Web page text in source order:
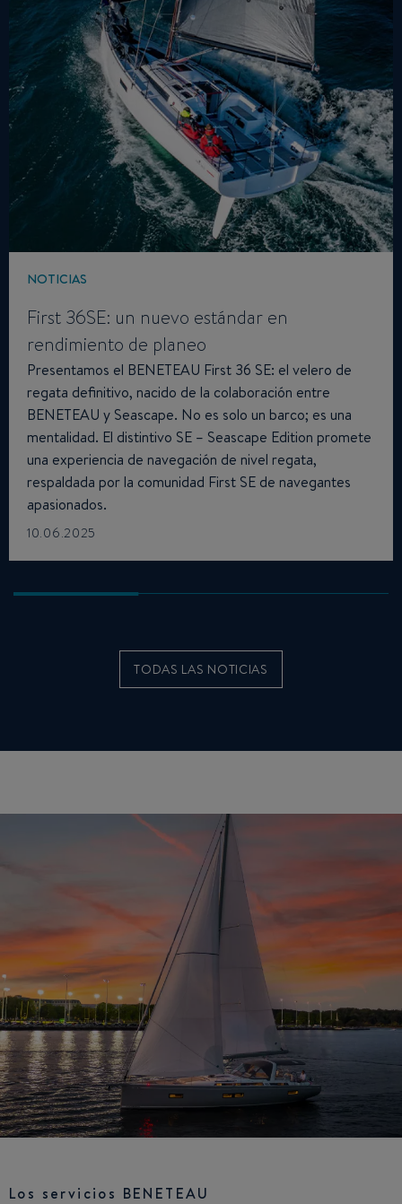
NOTICIAS
First 36SE: un nuevo estándar en
rendimiento de planeo
Presentamos el BENETEAU First 36 SE: el velero de
regata definitivo, nacido de la colaboración entre
BENETEAU y Seascape. No es solo un barco; es una
mentalidad. El distintivo SE – Seascape Edition promete
una experiencia de navegación de nivel regata,
respaldada por la comunidad First SE de navegantes
apasionados.
10.06.2025
TODAS LAS NOTICIAS
Los servicios BENETEAU